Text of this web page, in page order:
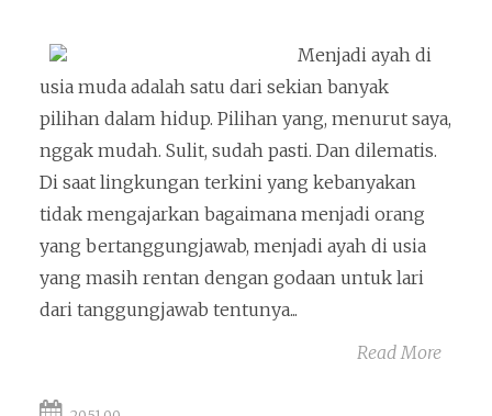
Menjadi ayah di
usia muda adalah satu dari sekian banyak
pilihan dalam hidup. Pilihan yang, menurut saya,
nggak mudah. Sulit, sudah pasti. Dan dilematis.
Di saat lingkungan terkini yang kebanyakan
tidak mengajarkan bagaimana menjadi orang
yang bertanggungjawab, menjadi ayah di usia
yang masih rentan dengan godaan untuk lari
dari tanggungjawab tentunya...
Read More